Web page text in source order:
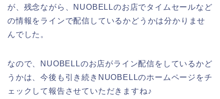
が、残念ながら、NUOBELLのお店でタイムセールなど
の情報をラインで配信しているかどうかは分かりませ
んでした。
なので、NUOBELLのお店がライン配信をしているかど
うかは、今後も引き続きNUOBELLのホームページをチ
ェックして報告させていただきますね♪